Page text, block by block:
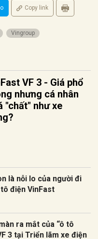
Copy link
Vingroup
VF 3 - Giá phổ
nhưng cá nhân
"chất" như xe
là nỗi lo của người đi
điện VinFast
ra mắt của “ô tô
3 tại Triển lãm xe điện